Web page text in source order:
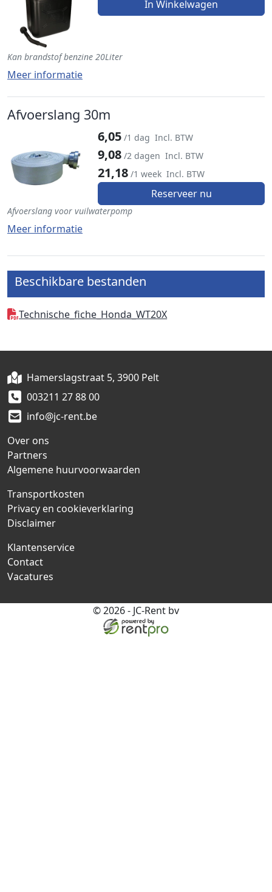
In Winkelwagen
Kan brandstof benzine 20Liter
Meer informatie
Afvoerslang 30m
6,05 /1 dag Incl. BTW
9,08 /2 dagen Incl. BTW
21,18 /1 week Incl. BTW
Reserveer nu
Afvoerslang voor vuilwaterpomp
Meer informatie
Beschikbare bestanden
Technische_fiche_Honda_WT20X
Hamerslagstraat 5, 3900 Pelt
003211 27 88 00
info@jc-rent.be
Over ons
Partners
Algemene huurvoorwaarden
Transportkosten
Privacy en cookieverklaring
Disclaimer
Klantenservice
Contact
Vacatures
© 2026 - JC-Rent bv